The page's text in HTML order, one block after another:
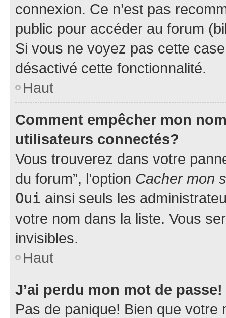
connexion. Ce n’est pas
public pour accéder au forum
Si vous ne voyez pas cette
désactivé cette fonctionnalité.
Haut
Comment empêcher mon
utilisateurs connectés?
Vous trouverez dans votre
du forum”, l’option Cacher mon
Oui ainsi seuls les
votre nom dans la liste. Vous
invisibles.
Haut
J’ai perdu mon mot de passe!
Pas de panique! Bien que